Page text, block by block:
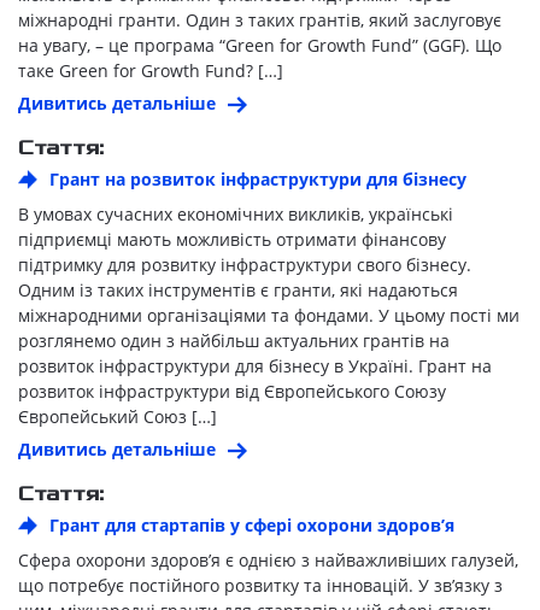
міжнародні гранти. Один з таких грантів, який заслуговує
на увагу, – це програма “Green for Growth Fund” (GGF). Що
таке Green for Growth Fund? […]
Дивитись детальніше
Стаття:
Грант на розвиток інфраструктури для бізнесу
В умовах сучасних економічних викликів, українські
підприємці мають можливість отримати фінансову
підтримку для розвитку інфраструктури свого бізнесу.
Одним із таких інструментів є гранти, які надаються
міжнародними організаціями та фондами. У цьому пості ми
розглянемо один з найбільш актуальних грантів на
розвиток інфраструктури для бізнесу в Україні. Грант на
розвиток інфраструктури від Європейського Союзу
Європейський Союз […]
Дивитись детальніше
Стаття:
Грант для стартапів у сфері охорони здоров’я
Сфера охорони здоров’я є однією з найважливіших галузей,
що потребує постійного розвитку та інновацій. У зв’язку з